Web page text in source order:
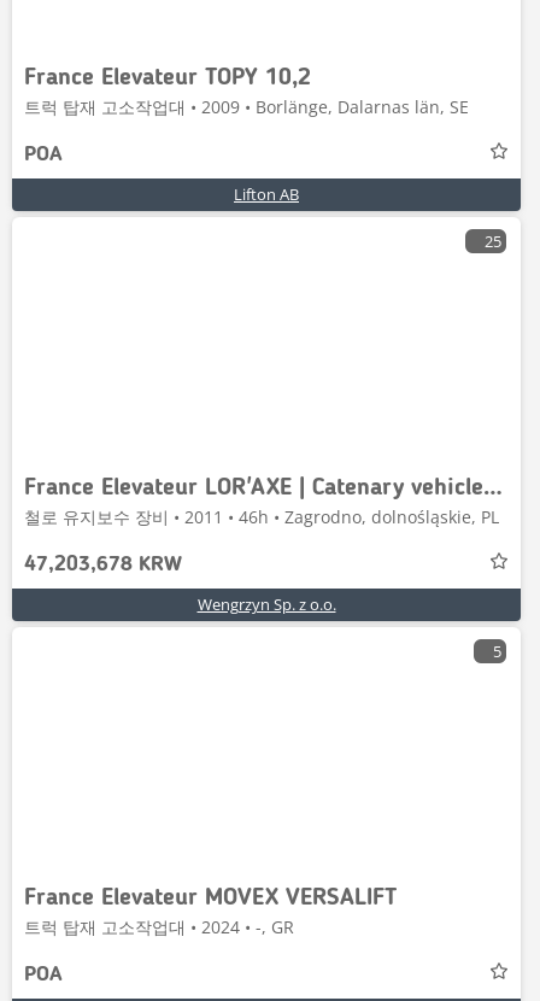
France Elevateur TOPY 10,2
트럭 탑재 고소작업대 • 2009 • Borlänge, Dalarnas län, SE
POA
Lifton AB
25
France Elevateur LOR'AXE | Catenary vehicle | Do obsługi trakcji
철로 유지보수 장비 • 2011 • 46h • Zagrodno, dolnośląskie, PL
47,203,678 KRW
Wengrzyn Sp. z o.o.
5
France Elevateur MOVEX VERSALIFT
트럭 탑재 고소작업대 • 2024 • -, GR
POA